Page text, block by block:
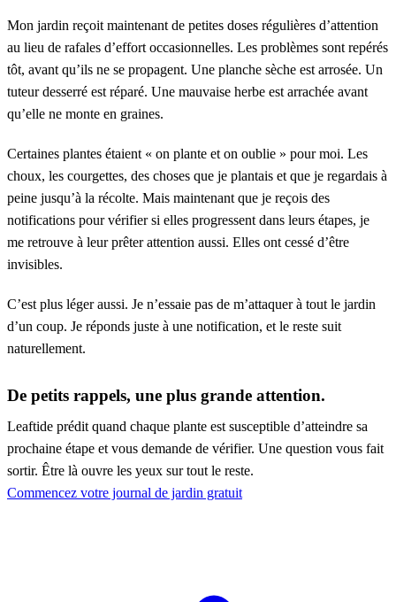
Mon jardin reçoit maintenant de petites doses régulières d’attention
au lieu de rafales d’effort occasionnelles. Les problèmes sont repérés
tôt, avant qu’ils ne se propagent. Une planche sèche est arrosée. Un
tuteur desserré est réparé. Une mauvaise herbe est arrachée avant
qu’elle ne monte en graines.
Certaines plantes étaient « on plante et on oublie » pour moi. Les
choux, les courgettes, des choses que je plantais et que je regardais à
peine jusqu’à la récolte. Mais maintenant que je reçois des
notifications pour vérifier si elles progressent dans leurs étapes, je
me retrouve à leur prêter attention aussi. Elles ont cessé d’être
invisibles.
C’est plus léger aussi. Je n’essaie pas de m’attaquer à tout le jardin
d’un coup. Je réponds juste à une notification, et le reste suit
naturellement.
De petits rappels, une plus grande attention.
Leaftide prédit quand chaque plante est susceptible d’atteindre sa
prochaine étape et vous demande de vérifier. Une question vous fait
sortir. Être là ouvre les yeux sur tout le reste.
Commencez votre journal de jardin gratuit